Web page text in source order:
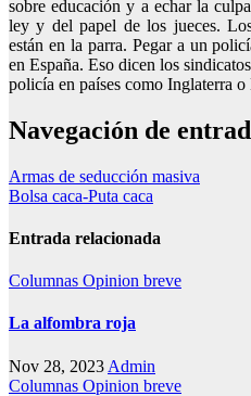
sobre educación y a echar la
ley y del papel de los jueces.
están en la parra. Pegar a un
en España. Eso dicen los
policía en países como Inglaterra o
Navegación de
Armas de seducción masiva
Bolsa caca-Puta caca
Entrada relacionada
Columnas Opinion breve
La alfombra roja
Nov 28, 2023 Admin
Columnas Opinion breve